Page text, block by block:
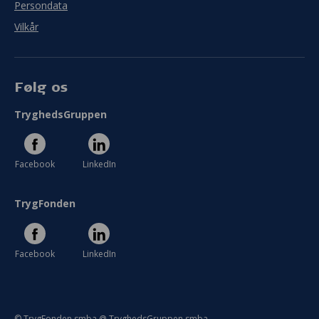
Persondata
Vilkår
Følg os
TryghedsGruppen
Facebook LinkedIn
TrygFonden
Facebook LinkedIn